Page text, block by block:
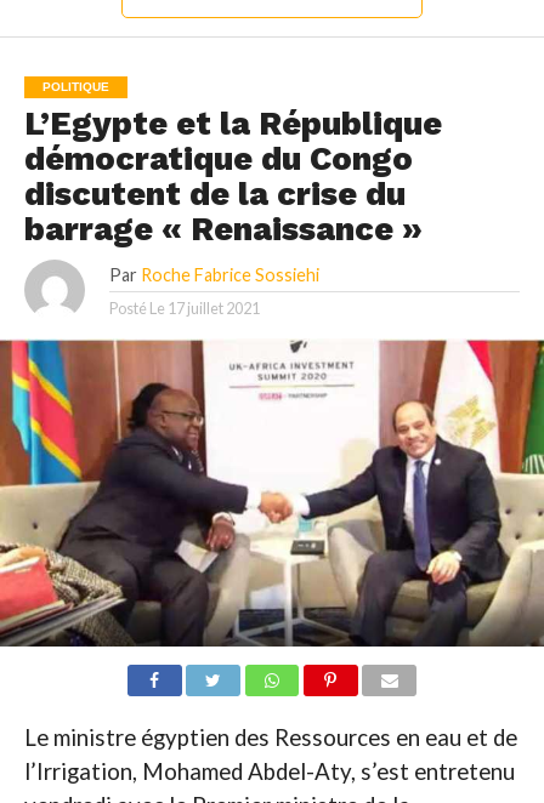
POLITIQUE
L’Egypte et la République
démocratique du Congo
discutent de la crise du
barrage « Renaissance »
Par Roche Fabrice Sossiehi
Posté Le 17 juillet 2021
Le ministre égyptien des Ressources en eau et de
l’Irrigation, Mohamed Abdel-Aty, s’est entretenu